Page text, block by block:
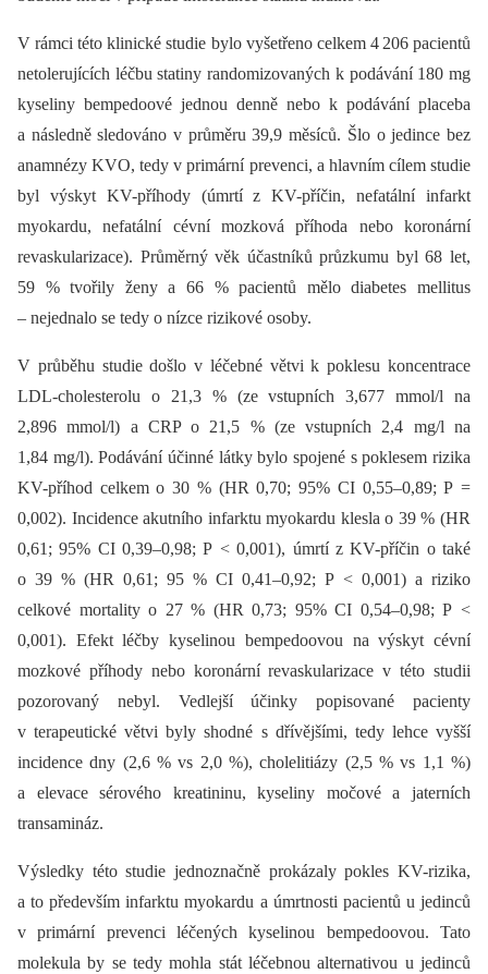
V rámci této klinické studie bylo vyšetřeno celkem 4 206 pacientů
netolerujících léčbu statiny randomizovaných k podávání 180 mg
kyseliny bempedoové jednou denně nebo k podávání placeba
a následně sledováno v průměru 39,9 měsíců. Šlo o jedince bez
anamnézy KVO, tedy v primární prevenci, a hlavním cílem studie
byl výskyt KV-příhody (úmrtí z KV-příčin, nefatální infarkt
myokardu, nefatální cévní mozková příhoda nebo koronární
revaskularizace). Průměrný věk účastníků průzkumu byl 68 let,
59 % tvořily ženy a 66 % pacientů mělo diabetes mellitus
–⁠ nejednalo se tedy o nízce rizikové osoby.
V průběhu studie došlo v léčebné větvi k poklesu koncentrace
LDL-cholesterolu o 21,3 % (ze vstupních 3,677 mmol/l na
2,896 mmol/l) a CRP o 21,5 % (ze vstupních 2,4 mg/l na
1,84 mg/l). Podávání účinné látky bylo spojené s poklesem rizika
KV-příhod celkem o 30 % (HR 0,70; 95% CI 0,55–0,89; P =
0,002). Incidence akutního infarktu myokardu klesla o 39 % (HR
0,61; 95% CI 0,39–0,98; P < 0,001), úmrtí z KV-příčin o také
o 39 % (HR 0,61; 95 % CI 0,41–0,92; P < 0,001) a riziko
celkové mortality o 27 % (HR 0,73; 95% CI 0,54–0,98; P <
0,001). Efekt léčby kyselinou bempedoovou na výskyt cévní
mozkové příhody nebo koronární revaskularizace v této studii
pozorovaný nebyl. Vedlejší účinky popisované pacienty
v terapeutické větvi byly shodné s dřívějšími, tedy lehce vyšší
incidence dny (2,6 % vs 2,0 %), cholelitiázy (2,5 % vs 1,1 %)
a elevace sérového kreatininu, kyseliny močové a jaterních
transamináz.
Výsledky této studie jednoznačně prokázaly pokles KV-rizika,
a to především infarktu myokardu a úmrtnosti pacientů u jedinců
v primární prevenci léčených kyselinou bempedoovou. Tato
molekula by se tedy mohla stát léčebnou alternativou u jedinců